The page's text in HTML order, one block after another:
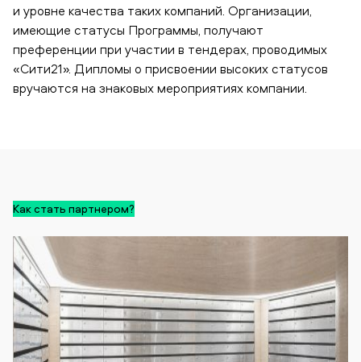
и уровне качества таких компаний. Организации,
имеющие статусы Программы, получают
преференции при участии в тендерах, проводимых
«Сити21». Дипломы о присвоении высоких статусов
вручаются на знаковых мероприятиях компании.
Как стать партнером?